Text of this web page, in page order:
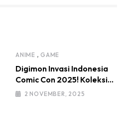
ANIME , GAME
Digimon Invasi Indonesia
Comic Con 2025! Koleksi
Mainan Komunitas DIGI-IN
2 NOVEMBER, 2025